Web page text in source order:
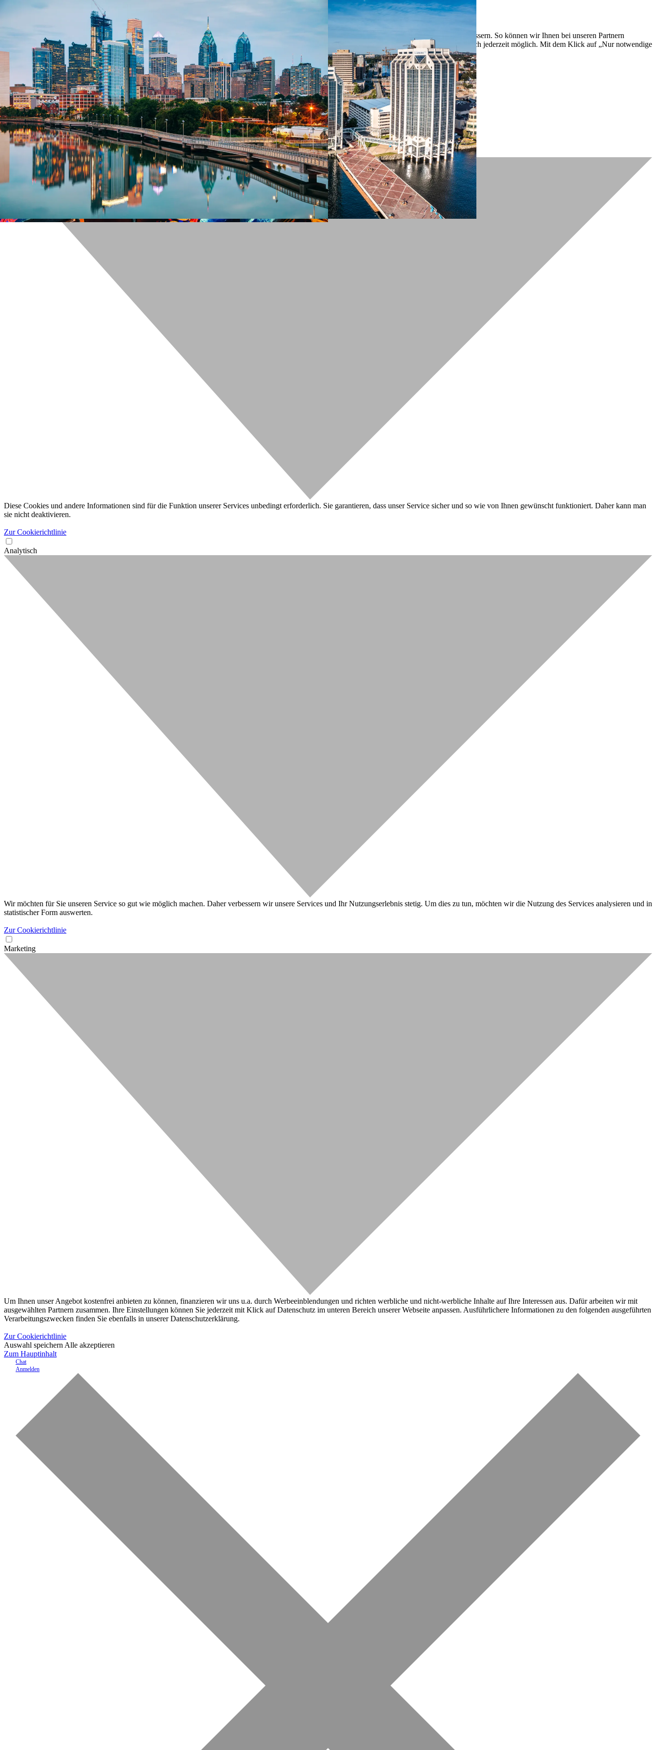
Nur notwendige Cookies
Mit dem Klick auf „geht klar” ermöglichen Sie uns Ihnen über Cookies ein verbessertes Nutzungserlebnis zu servieren und dieses kontinuierlich zu verbessern. So können wir Ihnen bei unseren Partnern
personalisierte Werbung und passende Angebote anzeigen. Über „anpassen” können Sie Ihre persönlichen Präferenzen festlegen. Dies ist auch nachträglich jederzeit möglich. Mit dem Klick auf „Nur notwendige
Cookies” werden lediglich technisch notwendige Cookies gespeichert.
Anpassen Geht klar
Datenschutzerklärung
Cookierichtlinie Impressum
« zurück
Ihre Cookie-Präferenzen verwalten
Wählen Sie, welche Cookies Sie auf check24.de akzeptieren.
Die Cookierichtlinie finden Siehier.
Notwendig
Diese Cookies und andere Informationen sind für die Funktion unserer Services unbedingt erforderlich. Sie garantieren, dass unser Service sicher und so wie von Ihnen gewünscht funktioniert. Daher kann man
sie nicht deaktivieren.
Zur Cookierichtlinie
Analytisch
Wir möchten für Sie unseren Service so gut wie möglich machen. Daher verbessern wir unsere Services und Ihr Nutzungserlebnis stetig. Um dies zu tun, möchten wir die Nutzung des Services analysieren und in
statistischer Form auswerten.
Zur Cookierichtlinie
Marketing
Um Ihnen unser Angebot kostenfrei anbieten zu können, finanzieren wir uns u.a. durch Werbeeinblendungen und richten werbliche und nicht-werbliche Inhalte auf Ihre Interessen aus. Dafür arbeiten wir mit
ausgewählten Partnern zusammen. Ihre Einstellungen können Sie jederzeit mit Klick auf Datenschutz im unteren Bereich unserer Webseite anpassen. Ausführlichere Informationen zu den folgenden ausgeführten
Verarbeitungszwecken finden Sie ebenfalls in unserer Datenschutzerklärung.
Zur Cookierichtlinie
Auswahl speichern Alle akzeptieren
Zum Hauptinhalt
Chat
Anmelden